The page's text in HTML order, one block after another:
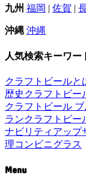
九州 福岡 | 佐賀 |
沖縄 沖縄
人気検索キーワー
クラフトビールと
歴史 クラフトビー
クラフトビール
ランクラフトビー
ナビリティ アップ
理コンビニグラス
Menu